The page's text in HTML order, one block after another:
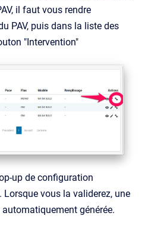
il faut vous rendre
PAV, puis dans la liste des
"Intervention"
up de configuration
vous la validerez, une
générée.